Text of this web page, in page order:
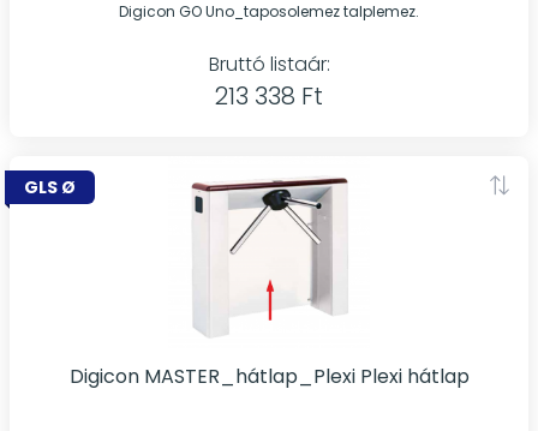
Digicon GO Uno_taposolemez talplemez.
Bruttó listaár:
213 338 Ft
GLS Ø
Digicon MASTER_hátlap_Plexi Plexi hátlap